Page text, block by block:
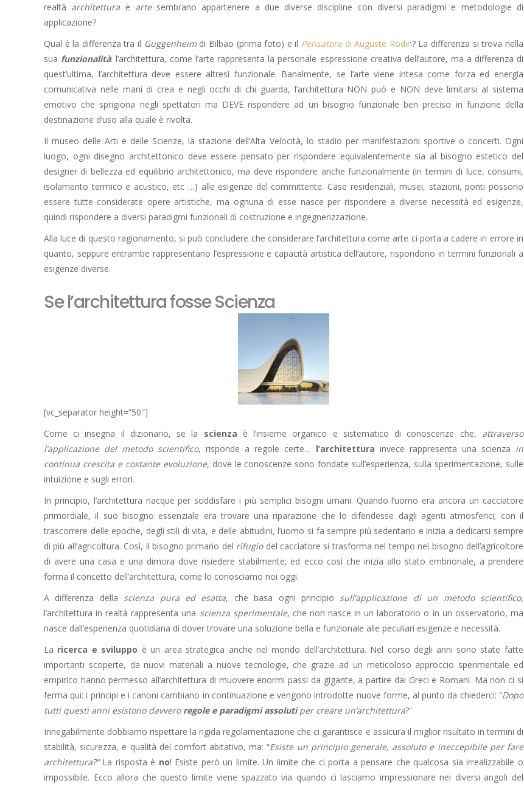
realtà architettura e artesembrano appartenere a due diverse discipline con diversi paradigmi e metodologie di
applicazione?
Qual è la differenza tra il Guggenheimdi Bilbao (prima foto) e il Pensatoredi Auguste Rodin? La differenza si trova nella
sua funzionalità: l’architettura, come l’arte rappresenta la personale espressione creativa dell’autore, ma a differenza di
quest’ultima, l’architettura deve essere altresì funzionale. Banalmente, se l’arte viene intesa come forza ed energia
comunicativa nelle mani di crea e negli occhi di chi guarda, l’architettura NON può e NON deve limitarsi al sistema
emotivo che sprigiona negli spettatori ma DEVE rispondere ad un bisogno funzionale ben preciso in funzione della
destinazione d’uso alla quale è rivolta.
Il museo delle Arti e delle Scienze, la stazione dell’Alta Velocità, lo stadio per manifestazioni sportive o concerti. Ogni
luogo, ogni disegno architettonico deve essere pensato per rispondere equivalentemente sia al bisogno estetico del
designer di bellezza ed equilibrio architettonico, ma deve rispondere anche funzionalmente (in termini di luce, consumi,
isolamento termico e acustico, etc …) alle esigenze del committente. Case residenziali, musei, stazioni, ponti possono
essere tutte considerate opere artistiche, ma ognuna di esse nasce per rispondere a diverse necessità ed esigenze,
quindi rispondere a diversi paradigmi funzionali di costruzione e ingegnerizzazione.
Alla luce di questo ragionamento, si può concludere che considerare l’architettura come arte ci porta a cadere in errore in
quanto, seppure entrambe rappresentano l’espressione e capacità artistica dell’autore, rispondono in termini funzionali a
esigenze diverse.
Se l’architettura fosse Scienza
[vc_separator height=”50″]
Come ci insegna il dizionario, se la scienza è l’insieme organico e sistematico di conoscenze che, attraverso
l’applicazione del metodo scientifico, risponde a regole certe… l’architettura invece rappresenta una scienza in
continua crescita e costante evoluzione, dove le conoscenze sono fondate sull’esperienza, sulla sperimentazione, sulle
intuizione e sugli errori.
In principio, l’architettura nacque per soddisfare i più semplici bisogni umani. Quando l’uomo era ancora un cacciatore
primordiale, il suo bisogno essenziale era trovare una riparazione che lo difendesse dagli agenti atmosferici; con il
trascorrere delle epoche, degli stili di vita, e delle abitudini, l’uomo si fa sempre più sedentario e inizia a dedicarsi sempre
di più all’agricoltura. Così, il bisogno primario del rifugiodel cacciatore si trasforma nel tempo nel bisogno dell’agricoltore
di avere una casa e una dimora dove risiedere stabilmente; ed ecco così che inizia allo stato embrionale, a prendere
forma il concetto dell’architettura, come lo conosciamo noi oggi.
A differenza della scienza pura ed esatta, che basa ogni principio sull’applicazione di un metodo scientifico,
l’architettura in realtà rappresenta una scienza sperimentale, che non nasce in un laboratorio o in un osservatorio, ma
nasce dall’esperienza quotidiana di dover trovare una soluzione bella e funzionale alle peculiari esigenze e necessità.
La ricerca e sviluppo è un area strategica anche nel mondo dell’architettura. Nel corso degli anni sono state fatte
importanti scoperte, da nuovi materiali a nuove tecnologie, che grazie ad un meticoloso approccio sperimentale ed
empirico hanno permesso all’architettura di muovere enormi passi da gigante, a partire dai Greci e Romani. Ma non ci si
ferma qui: i principi e i canoni cambiano in continuazione e vengono introdotte nuove forme, al punto da chiederci: “Dopo
tutti questi anni esistono davvero regole e paradigmi assolutiper creare un’architettura?”
Innegabilmente dobbiamo rispettare la rigida regolamentazione che ci garantisce e assicura il miglior risultato in termini di
stabilità, sicurezza, e qualità del comfort abitativo, ma: “Esiste un principio generale, assoluto e ineccepibile per fare
architettura?”La risposta è no! Esiste però un limite. Un limite che ci porta a pensare che qualcosa sia irrealizzabile o
impossibile. Ecco allora che questo limite viene spazzato via quando ci lasciamo impressionare nei diversi angoli del